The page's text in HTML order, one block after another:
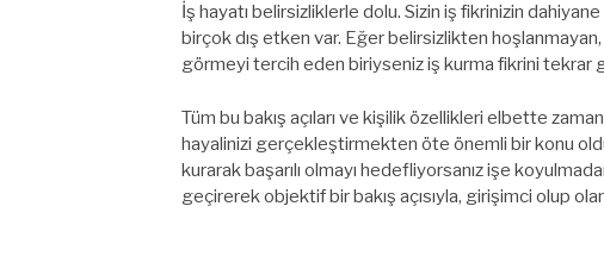
İş hayatı belirsizliklerle dolu. Sizin iş fikrinizin dahiyane
birçok dış etken var. Eğer belirsizlikten hoşlanmayan,
görmeyi tercih eden biriyseniz iş kurma fikrini tekrar
Tüm bu bakış açıları ve kişilik özellikleri elbette
hayalinizi gerçekleştirmekten öte önemli bir konu
kurarak başarılı olmayı hedefliyorsanız işe
geçirerek objektif bir bakış açısıyla, girişimci olup